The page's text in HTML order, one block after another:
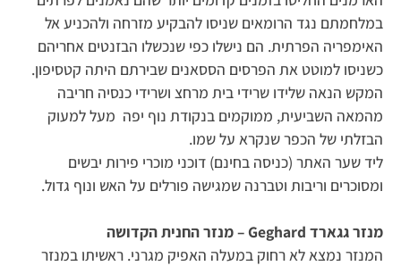
במלחמתם נגד הרומאים שניסו להבקיע מזרחה ולהכניע אל
האימפריה הפרתית. הם נישלו כפי שנכשלו הבזנטים אחריהם
כשניסו למוטט את הפרסים הססאנים שבירתם היתה קטסיפון.
המקש הנאה שלידו שרידי בית מרחצ ושרידי כנסיה חריבה
מהמאה השביעית, ממוקמים בנקודת נוף יפה מעל למעוק
הבזלתי של הכפר שנקרא על שמו.
ליד שער האתר (כניסה בחינם) דוכני מוכרי פירות יבשים
ומסוכרים וריבות וטברנה שמגישה פורלים על האש ונוף גדול.
מנזר גגארד Geghard – מנזר החנית הקדושה
המנזר נמצא לא רחוק במעלה האפיק מגרני. ראשיתו במנזר